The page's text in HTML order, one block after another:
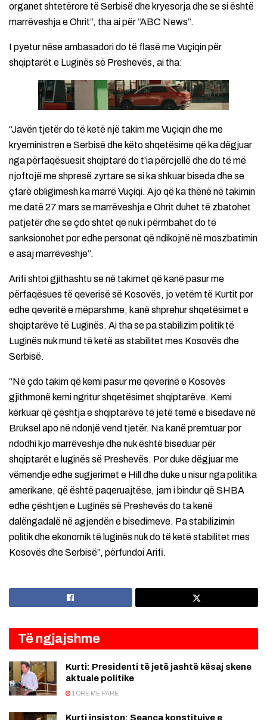
organet shtetërore të Serbisë dhe kryesorja dhe se si është
marrëveshja e Ohrit”, tha ai për “ABC News”.
I pyetur nëse ambasadori do të flasë me Vuçiqin për
shqiptarët e Luginës së Preshevës, ai tha:
“Javën tjetër do të ketë një takim me Vuçiqin dhe me
kryeministren e Serbisë dhe këto shqetësime që ka dëgjuar
nga përfaqësuesit shqiptarë do t’ia përcjellë dhe do të më
njoftojë me shpresë zyrtare se si ka shkuar biseda dhe se
çfarë obligimesh ka marrë Vuçiqi. Ajo që ka thënë në takimin
me datë 27 mars se marrëveshja e Ohrit duhet të zbatohet
patjetër dhe se çdo shtet që nuk i përmbahet do të
sanksionohet por edhe personat që ndikojnë në moszbatimin
e asaj marrëveshje”.
Arifi shtoi gjithashtu se në takimet që kanë pasur me
përfaqësues të qeverisë së Kosovës, jo vetëm të Kurtit por
edhe qeveritë e mëparshme, kanë shprehur shqetësimet e
shqiptarëve të Luginës. Ai tha se pa stabilizim politik të
Luginës nuk mund të ketë as stabilitet mes Kosovës dhe
Serbisë.
“Në çdo takim që kemi pasur me qeverinë e Kosovës
gjithmonë kemi ngritur shqetësimet shqiptarëve. Kemi
kërkuar që çështja e shqiptarëve të jetë temë e bisedave në
Bruksel apo në ndonjë vend tjetër. Na kanë premtuar por
ndodhi kjo marrëveshje dhe nuk është biseduar për
shqiptarët e luginës së Preshevës. Por duke dëgjuar me
vëmendje edhe sugjerimet e Hill dhe duke u nisur nga politika
amerikane, që është paqeruajtëse, jam i bindur që SHBA
edhe çështjen e Luginës së Preshevës do ta kenë
dalëngadalë në agjendën e bisedimeve. Pa stabilizimin
politik dhe ekonomik të luginës nuk do të ketë stabilitet mes
Kosovës dhe Serbisë”, përfundoi Arifi.
Të ngjajshme
Kurti: Presidenti të jetë jashtë kësaj skene
aktuale politike
1 ORË MË PARË
Kurti insiston: Seanca konstituive e